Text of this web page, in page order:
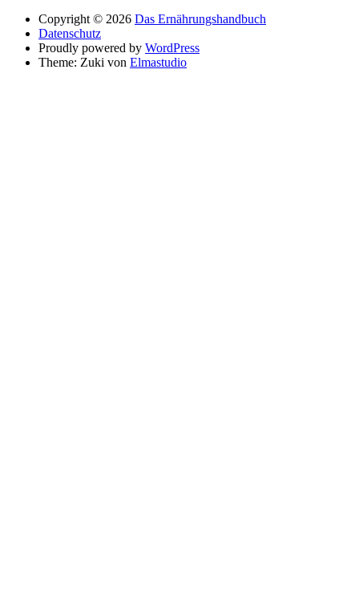
Copyright © 2026 Das Ernährungshandbuch
Datenschutz
Proudly powered by WordPress
Theme: Zuki von Elmastudio